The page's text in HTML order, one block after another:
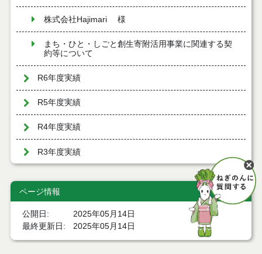
株式会社Hajimari 様
まち・ひと・しごと創生寄附活用事業に関連する契
約等について
R6年度実績
R5年度実績
R4年度実績
R3年度実績
ページ情報
公開日
2025年05月14日
最終更新日
2025年05月14日